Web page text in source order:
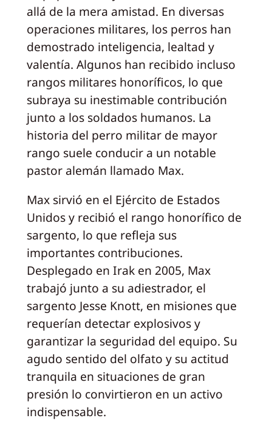
allá de la mera amistad. En diversas
operaciones militares, los perros han
demostrado inteligencia, lealtad y
valentía. Algunos han recibido incluso
rangos militares honoríficos, lo que
subraya su inestimable contribución
junto a los soldados humanos. La
historia del perro militar de mayor
rango suele conducir a un notable
pastor alemán llamado Max.
Max sirvió en el Ejército de Estados
Unidos y recibió el rango honorífico de
sargento, lo que refleja sus
importantes contribuciones.
Desplegado en Irak en 2005, Max
trabajó junto a su adiestrador, el
sargento Jesse Knott, en misiones que
requerían detectar explosivos y
garantizar la seguridad del equipo. Su
agudo sentido del olfato y su actitud
tranquila en situaciones de gran
presión lo convirtieron en un activo
indispensable.